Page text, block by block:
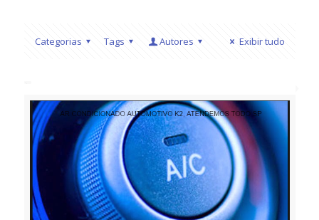
Categorias Tags Autores Exibir tudo